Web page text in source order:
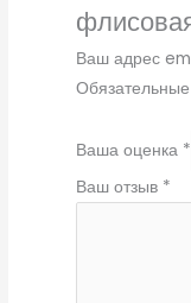
Ваш адрес
Ваша оценка *
Ваш отзыв *